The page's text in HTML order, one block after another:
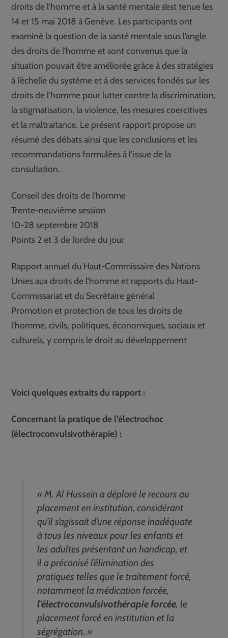
droits de l’homme et à la santé mentale s’est tenue les
14 et 15 mai 2018 à Genève. Les participants ont
examiné la question de la santé mentale sous l’angle
des droits de l’homme et sont convenus que la
situation pouvait être améliorée grâce à des stratégies
à l’échelle du système et à des services fondés sur les
droits de l’homme pour lutter contre la discrimination,
la stigmatisation, la violence, les mesures coercitives
et la maltraitance. Le présent rapport propose un
résumé des débats ainsi que les conclusions et les
recommandations formulées à l’issue de la
consultation.
Conseil des droits de l’homme
Trente-neuvième session
10-28 septembre 2018
Points 2 et 3 de l’ordre du jour
Rapport annuel du Haut-Commissaire des Nations
Unies aux droits de l’homme et rapports du Haut-
Commissariat et du Secrétaire général
Promotion et protection de tous les droits de
l’homme, civils, politiques, économiques, sociaux et
culturels, y compris le droit au développement
Voici quelques extraits du rapport :
Concernant la pratique de l’électrochoc
(électroconvulsivothérapie) :
« M. Al Hussein a déploré le recours au
placement en institution, considérant
qu’il s’agissait d’une réponse inadéquate
à tous les niveaux pour les enfants et
les adultes présentant un handicap, et
il a préconisé l’élimination des
pratiques telles que le traitement forcé,
notamment la médication forcée,
l’électroconvulsivothérapie forcée, le
placement forcé en institution et la
ségrégation. »